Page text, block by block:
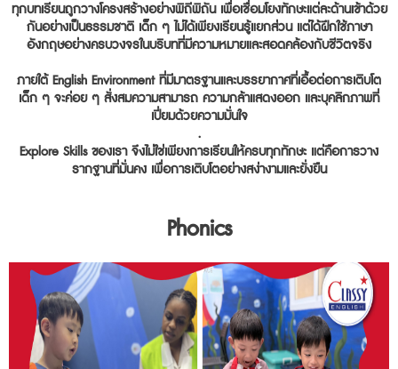
ทุกบทเรียนถูกวางโครงสร้างอย่างพิถีพิถัน เพื่อเชื่อมโยงทักษะแต่ละด้านเข้าด้วย
กันอย่างเป็นธรรมชาติ เด็ก ๆ ไม่ได้เพียงเรียนรู้แยกส่วน แต่ได้ฝึกใช้ภาษา
อังกฤษอย่างครบวงจรในบริบทที่มีความหมายและสอดคล้องกับชีวิตจริง
ภายใต้ English Environment ที่มีมาตรฐานและบรรยากาศที่เอื้อต่อการเติบโต
เด็ก ๆ จะค่อย ๆ สั่งสมความสามารถ ความกล้าแสดงออก และบุคลิกภาพที่
เปี่ยมด้วยความมั่นใจ
.
Explore Skills ของเรา จึงไม่ใช่เพียงการเรียนให้ครบทุกทักษะ แต่คือการวาง
รากฐานที่มั่นคง เพื่อการเติบโตอย่างสง่างามและยั่งยืน
Phonics